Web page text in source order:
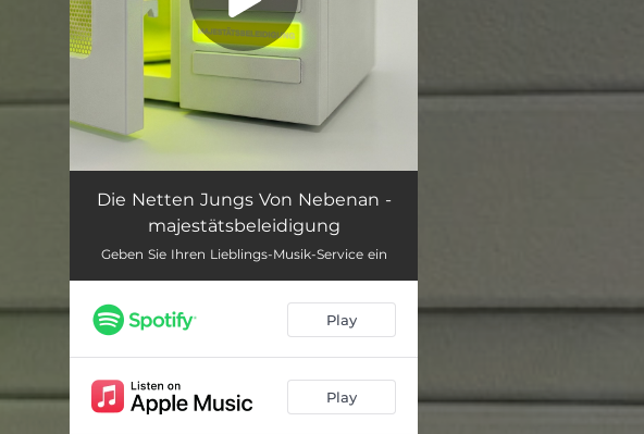
majestätsbeleidigung 02:54
Die Netten Jungs Von Nebenan -
majestätsbeleidigung
Geben Sie Ihren Lieblings-Musik-Service ein
Play
Play